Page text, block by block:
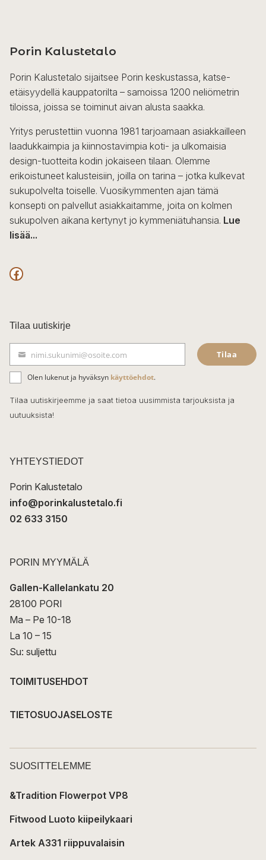
Porin Kalustetalo
Porin Kalustetalo sijaitsee Porin keskustassa, katse-
etäisyydellä kauppatorilta – samoissa 1200 neliömetrin
tiloissa, joissa se toiminut aivan alusta saakka.
Yritys perustettiin vuonna 1981 tarjoamaan asiakkailleen
laadukkaimpia ja kiinnostavimpia koti- ja ulkomaisia
design-tuotteita kodin jokaiseen tilaan. Olemme
erikoistuneet kalusteisiin, joilla on tarina – jotka kulkevat
sukupolvelta toiselle. Vuosikymmenten ajan tämä
konsepti on palvellut asiakkaitamme, joita on kolmen
sukupolven aikana kertynyt jo kymmeniätuhansia. Lue
lisää...
F
c
e
b
o
o
k
Tilaa uutiskirje
ä
h
k
t
nimi.sukunimi@osoite.com Tilaa
Olen lukenut ja hyväksyn käyttöehdot.
Tilaa uutiskirjeemme ja saat tietoa uusimmista tarjouksista ja
uutuuksista!
YHTEYSTIEDOT
Porin Kalustetalo
info@porinkalustetalo.fi
02 633 3150
PORIN MYYMÄLÄ
Gallen-Kallelankatu 20
28100 PORI
Ma – Pe 10-18
La 10 – 15
Su: suljettu
TOIMITUSEHDOT
TIETOSUOJASELOSTE
SUOSITTELEMME
&Tradition Flowerpot VP8
Fitwood Luoto kiipeilykaari
Artek A331 riippuvalaisin